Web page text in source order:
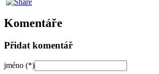
Komentáře
Přidat komentář
jméno (*)